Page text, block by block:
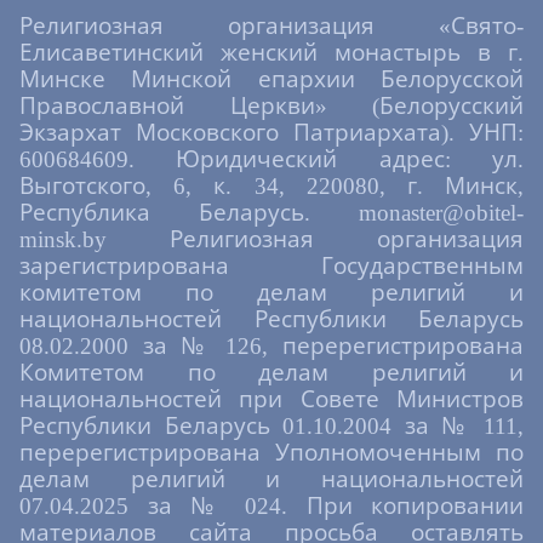
сия́ющи,/ бы́л еси́, святи́телю,/ ду́шу же
равноа́нгельну сотвори́,/ сего́ ра́ди
святи́тельства са́ном поче́тся,/ во изгна́нии
же от безбо́жных мно́го пострада́,/ и
непоколеби́м ве́рою пребы́в,/ враче́бною
му́дростию мно́гия исцели́л еси́./ Те́мже
ны́не честно́е те́ло твое́ от землены́х не́др
обре́тенное ди́вно Госпо́дь просла́ви,/ да вси́
ве́рнии вопие́м ти́:/ ра́дуйся, о́тче святи́телю
Луко́,// земли́ Кры́мския похвало́ и
утвержде́ние.
Ин кондак, глас 1
Я́ко звезда́ всесве́тлая,/ в нощи́ безбо́жия
доброде́тельми просия́л еси́,/ и от гони́телей
мно́го пострада́в,/ непоколеби́м ве́рою
пребы́л еси́,/ враче́бною же му́дростию
укра́шен,/ мно́гия лю́ди исцели́л еси́./ Сего́
ра́ди с любо́вию вопие́м ти:/ ра́дуйся,
добропобе́дный испове́дниче,/ ра́дуйся, о́тче
святи́телю Луко́,// ра́дуйся, земли́ Ру́сския
похвало́ и утвержде́ние.
Величание
Религиозная организация «Свято-
Елисаветинский женский монастырь в г.
Минске Минской епархии Белорусской
Православной Церкви» (Белорусский
Экзархат Московского Патриархата). УНП:
600684609. Юридический адрес: ул.
Выготского, 6, к. 34, 220080, г. Минск,
Республика Беларусь. monaster@obitel-
minsk.by Религиозная организация
зарегистрирована Государственным
комитетом по делам религий и
национальностей Республики Беларусь
08.02.2000 за № 126, перерегистрирована
Комитетом по делам религий и
национальностей при Совете Министров
Республики Беларусь 01.10.2004 за № 111,
перерегистрирована Уполномоченным по
делам религий и национальностей
07.04.2025 за № 024. При копировании
материалов сайта просьба оставлять